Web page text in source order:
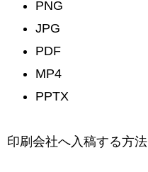
PNG
JPG
PDF
MP4
PPTX
印刷会社へ入稿する方法